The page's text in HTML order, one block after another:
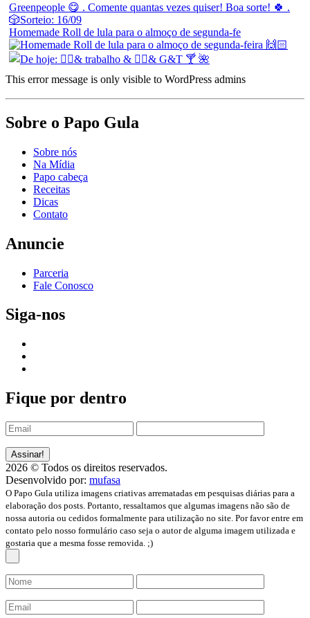
Homemade Roll de lula para o almoço de segunda-fe
This error message is only visible to WordPress admins
Sobre o Papo Gula
Sobre nós
Na Mídia
Papo cabeça
Receitas
Dicas
Contato
Anuncie
Parceria
Fale Conosco
Siga-nos
Fique por dentro
2026 © Todos os direitos reservados.
Desenvolvido por: mufasa
O Papo Gula utiliza imagens criativas arrematadas em pesquisas diárias para a
elaboração dos posts. Portanto, ressaltamos que algumas imagens não são de
nossa autoria ou cedidos formalmente para utilização no site. Por favor entre em
contato pelo nosso formulário caso seja o autor de alguma imagem utilizada e
gostaria que a mesma fosse removida. ;)